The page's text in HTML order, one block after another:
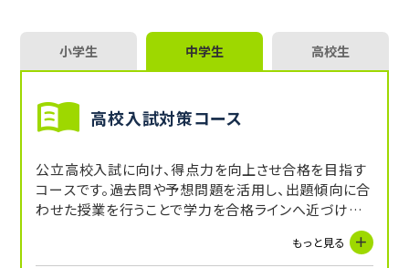
小学生 中学生 高校生
高校入試対策コース
公立高校入試に向け、得点力を向上させ合格を目指す
コースです。過去問や予想問題を活用し、出題傾向に合
わせた授業を行うことで学力を合格ラインへ近づけま
もっと見る